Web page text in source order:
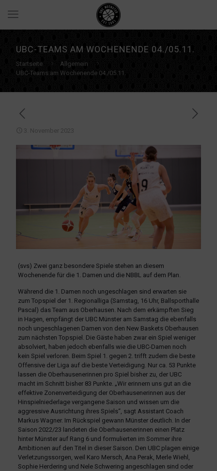
UBC-TEAMS AM WOCHENENDE 04./05.11.
Startseite
Allgemein
UBC-Teams am Wochenende 04./05.11.
3. November 2023
(svs) Zwei ganz besondere Spiele stehen an diesem
Wochenende für die 1. Damen und die NBBL auf dem Plan.
Während die 1. Damen noch ungeschlagen sind erwarten sie
zum Topspiel der 1. Regionalliga (Samstag, 16 Uhr, Ballsporthalle
Pascal) das Team aus Oberhausen. Nach dem erkämpften Sieg
in Hagen, empfängt der UBC Münster am Samstag die ebenfalls
noch ungeschlagenen Damen von den New Baskets Oberhausen
zum nächsten Topspiel. Die Gäste haben zwar ein Spiel weniger
absolviert, haben jedoch ebenfalls wie die UBC-Damen noch
kein Spiel verloren. Beim Spiel 1. gegen 2. trifft zudem die beste
Offensive der Liga auf die beste Verteidigung. Nur ca. 53 Punkte
lassen die Oberhausenerinnen pro Spiel bisher zu, der UBC
macht im Schnitt bisher 83 Punkte. „Wir erinnern uns gut an die
effektive Zonenverteidigung der Oberhausenerinnen aus der
Hinspielniederlage vergangene Saison und wissen um die
aggressive Ausrichtung ihres Spiels“, sagt Assistant Coach
Markus Wagner. Im Rückspiel gewann Münster deutlich. In der
Saison 2022/23 landeten die Oberhausenerinnen einen Platz
hinter Münster auf Rang 6 und formulierten im Sommer ihre
Ambitionen auf den Titel in dieser Saison. Den UBC plagen einige
Verletzungssorgen, weil Karo Mersch, Ana Perak, Merle Wiehl,
Sophie Herdering und Nele Schwering angeschlagen sind oder